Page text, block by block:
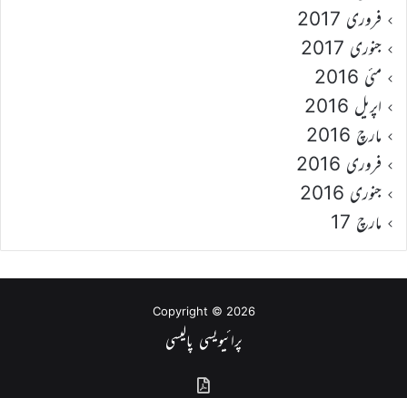
فروری 2017
جنوری 2017
مئی 2016
اپریل 2016
مارچ 2016
فروری 2016
جنوری 2016
مارچ 17
Copyright © 2026
پرائیویسی پالیسی
گذشتہ